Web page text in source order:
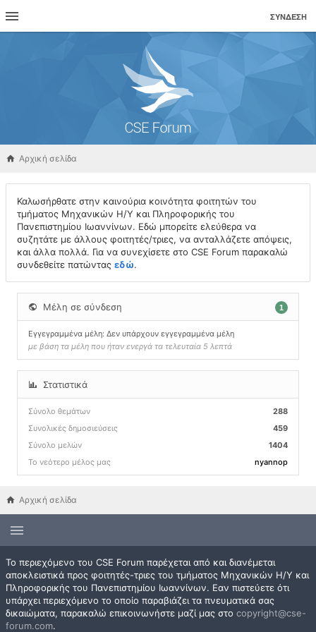
ΣΎΝΔΕΣΗ
Αρχική σελίδα
Καλωσήρθατε στην καινούρια κοινότητα φοιτητών του
τμήματος Μηχανικών Η/Υ και Πληροφορικής του
Πανεπιστημίου Ιωαννίνων. Εδώ μπορείτε ελεύθερα να
συζητάτε με άλλους φοιτητές/τριες, να ανταλλάζετε απόψεις,
και άλλα πολλά. Για να συνεχίσετε στο CSE Forum παρακαλώ
συνδεθείτε πατώντας εδώ.
Μέλη σε σύνδεση 1
Εγγεγραμμένα μέλη: Δεν υπάρχουν εγγεγραμμένα μέλη
με βάση τα μέλη που ήταν ενεργά τα τελευταία 5 λεπτά
Στατιστικά
Σύνολο θεμάτων
288
Συνολικές δημοσιεύσεις
459
Σύνολο μελών
1404
Το νεότερο μέλος μας
nyannop
Αρχική σελίδα
Το περιεχόμενο του CSE Forum παρέχεται από και διανέμεται
αποκλειστικά προς φοιτητές-τριες του τμήματος Μηχανικών Η/Υ και
Πληροφορικής του Πανεπιστημίου Ιωαννίνων. Εαν πιστεύετε ότι
υπάρχει περιεχόμενο το οποίο παραβιάζει τα πνευματικά σας
δικαιώματα, παρακαλώ επικοινωνήστε μαζί μας στο copyright@cse-
forum.com.